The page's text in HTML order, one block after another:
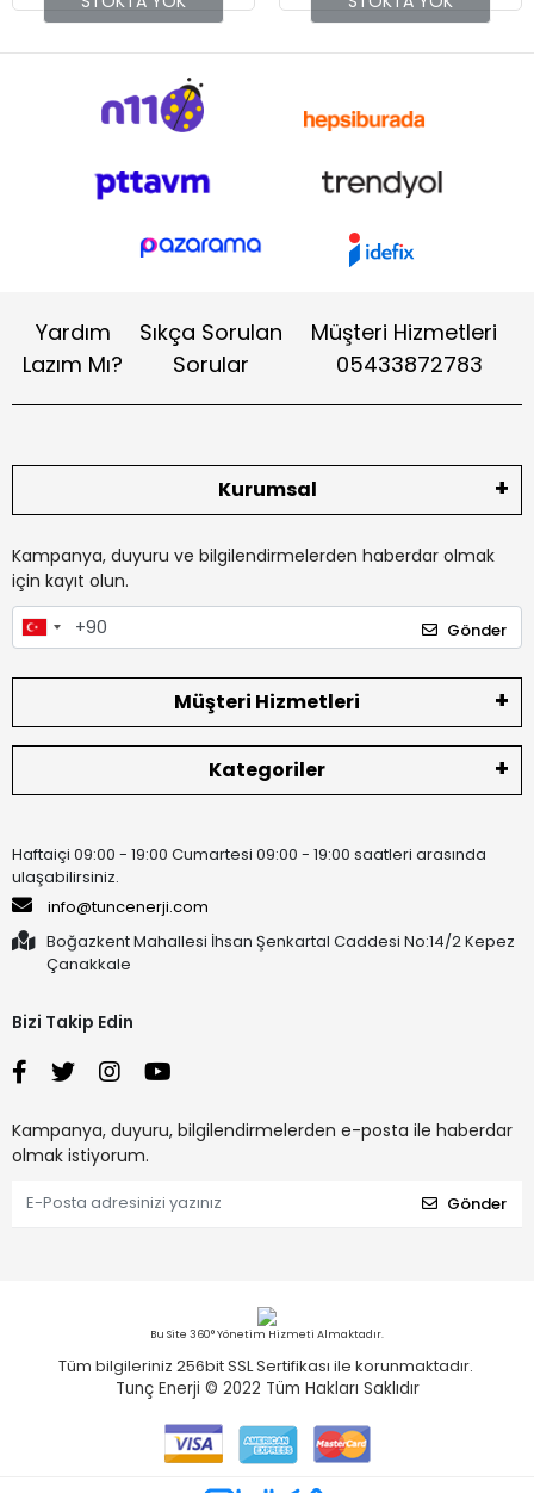
Yardım
Lazım Mı?
Sıkça Sorulan
Sorular
Müşteri Hizmetleri
05433872783
Kurumsal
Kampanya, duyuru ve bilgilendirmelerden haberdar olmak
için kayıt olun.
Gönder
Müşteri Hizmetleri
Kategoriler
Haftaiçi 09:00 - 19:00 Cumartesi 09:00 - 19:00 saatleri arasında
ulaşabilirsiniz.
info@tuncenerji.com
Boğazkent Mahallesi İhsan Şenkartal Caddesi No:14/2 Kepez
Çanakkale
Bizi Takip Edin
Kampanya, duyuru, bilgilendirmelerden e-posta ile haberdar
olmak istiyorum.
Gönder
Bu Site 360° Yönetim Hizmeti Almaktadır.
Tüm bilgileriniz 256bit SSL Sertifikası ile korunmaktadır.
Tunç Enerji © 2022 Tüm Hakları Saklıdır